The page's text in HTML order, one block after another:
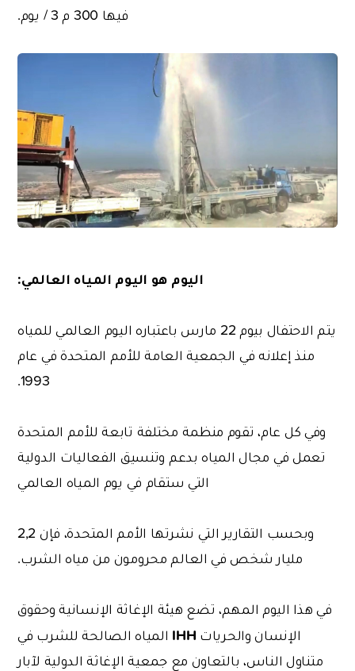
فيها 300 م 3 / يوم.
اليوم هو اليوم المياه العالمي:
يتم الاحتفال بيوم 22 مارس باعتباره اليوم العالمي للمياه
منذ إعلانه في الجمعية العامة للأمم المتحدة في عام
1993.
وفي كل عام، تقوم منظمة مختلفة تابعة للأمم المتحدة
تعمل في مجال المياه بدعم وتنسيق الفعاليات الدولية
التي ستقام في يوم المياه العالمي
وبحسب التقارير التي نشرتها الأمم المتحدة، فإن 2,2
مليار شخص في العالم محرومون من مياه الشرب.
في هذا اليوم المهم، تضع هيئة الإغاثة الإنسانية وحقوق
الإنسان والحريات IHH المياه الصالحة للشرب في
متناول الناس، بالتعاون مع جمعية الإغاثة الدولية لآبار